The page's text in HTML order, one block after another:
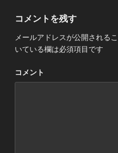
ー
コメントを残す
メールアドレスが公開される
いている欄は必須項目です
コメント